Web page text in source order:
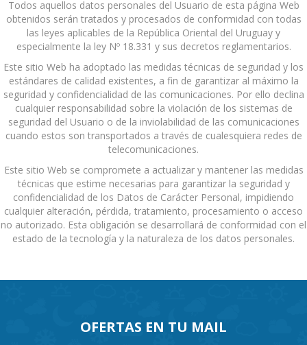
Todos aquellos datos personales del Usuario de esta página Web
obtenidos serán tratados y procesados de conformidad con todas
las leyes aplicables de la República Oriental del Uruguay y
especialmente la ley Nº 18.331 y sus decretos reglamentarios.
Este sitio Web ha adoptado las medidas técnicas de seguridad y los
estándares de calidad existentes, a fin de garantizar al máximo la
seguridad y confidencialidad de las comunicaciones. Por ello declina
cualquier responsabilidad sobre la violación de los sistemas de
seguridad del Usuario o de la inviolabilidad de las comunicaciones
cuando estos son transportados a través de cualesquiera redes de
telecomunicaciones.
Este sitio Web se compromete a actualizar y mantener las medidas
técnicas que estime necesarias para garantizar la seguridad y
confidencialidad de los Datos de Carácter Personal, impidiendo
cualquier alteración, pérdida, tratamiento, procesamiento o acceso
no autorizado. Esta obligación se desarrollará de conformidad con el
estado de la tecnología y la naturaleza de los datos personales.
OFERTAS EN TU MAIL